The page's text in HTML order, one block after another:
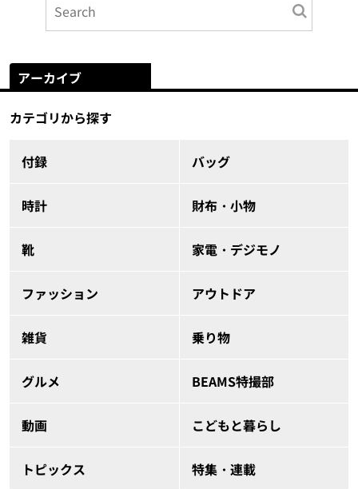
アーカイブ
カテゴリから探す
付録 バッグ
時計 財布・小物
靴 家電・デジモノ
ファッション アウトドア
雑貨 乗り物
グルメ BEAMS特撮部
動画 こどもと暮らし
トピックス 特集・連載